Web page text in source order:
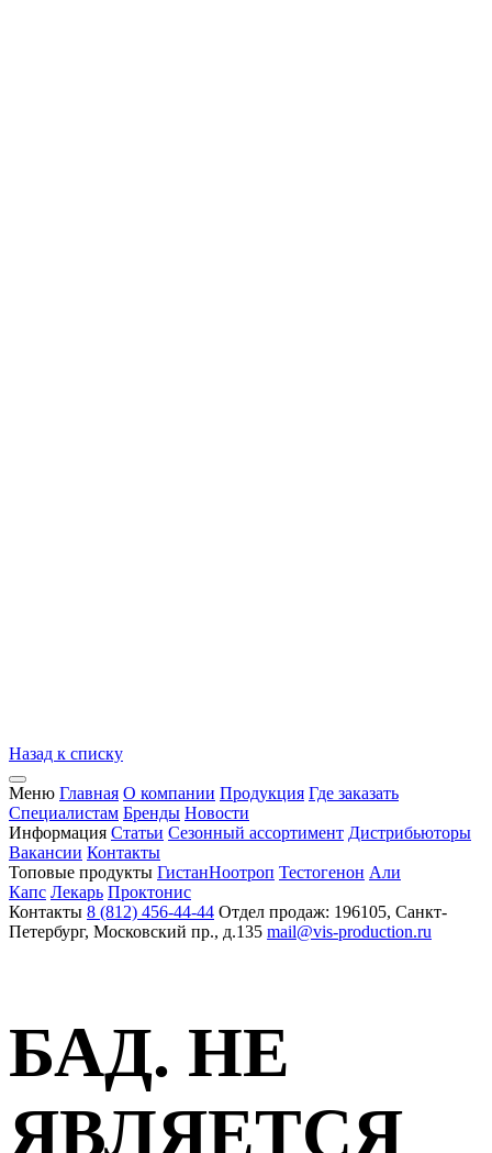
Назад к списку
Меню Главная О компании Продукция Где заказать
Специалистам Бренды Новости
Информация Статьи Сезонный ассортимент Дистрибьюторы
Вакансии Контакты
Топовые продукты ГистанНоотроп Тестогенон Али
Капс Лекарь Проктонис
Контакты 8 (812) 456-44-44 Отдел продаж: 196105, Санкт-
Петербург, Московский пр., д.135 mail@vis-production.ru
БАД. НЕ
ЯВЛЯЕТСЯ